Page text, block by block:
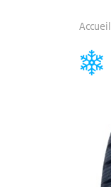
Accueil